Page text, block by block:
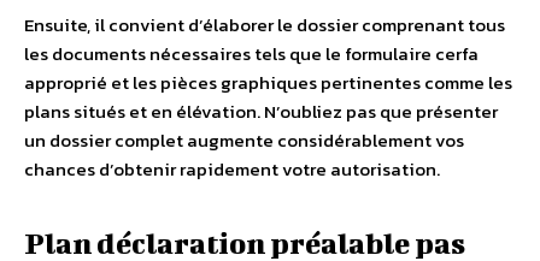
Ensuite, il convient d’élaborer le dossier comprenant tous
les documents nécessaires tels que le formulaire cerfa
approprié et les pièces graphiques pertinentes comme les
plans situés et en élévation. N’oubliez pas que présenter
un dossier complet augmente considérablement vos
chances d’obtenir rapidement votre autorisation.
Plan déclaration préalable pas